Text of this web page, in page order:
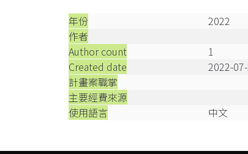
年份
2022
作者
Author count
1
Created date
2022-
計畫案職掌
主要經費來源
使用語言
中文